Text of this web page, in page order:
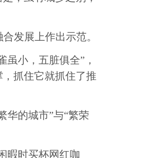
发展上作出示范。
小，五脏俱全”，
抓住它就抓住了推
的城市”与“繁荣
暇时买杯网红咖